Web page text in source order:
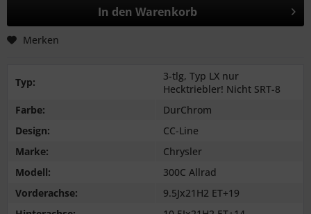
In den Warenkorb
Merken
Typ:
3-tlg, Typ LX nur
Hecktriebler! Nicht SRT-8
Farbe:
DurChrom
Design:
CC-Line
Marke:
Chrysler
Modell:
300C Allrad
Vorderachse:
9.5Jx21H2 ET+19